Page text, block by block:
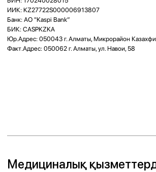
5. КЛИНИКАНЫҢ ҚҰҚЫҚТАРЫ МЕН МІНДЕТТЕРІ
5.1. Медициналық қызметтерді көрсету барысында Клиниканың
құқықтары:
Пациент толық ақы төлемейінше, медициналық қызметтерді
бастамауға, егер Тараптардың келісімімен өзгеше көзделмесе;
5.1.2.Диагноз қоюға және ем жүргізуге қажетті медициналық
Денсаулық сақтау министрлігі бекіткен диагностикалау мен емдеудің
5.1.5. Пациент қызмет алу үшін белгіленген уақытқа 10 (он) минуттан
астам кешіккен жағдайда, қабылдау уақытын кейінге шегеруге немесе